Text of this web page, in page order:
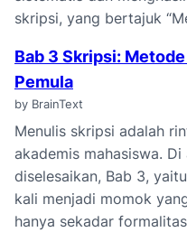
skripsi, yang bertajuk
Bab 3 Skripsi:
Pemula
by BrainText
Menulis skripsi adalah
akademis mahasiswa.
diselesaikan, Bab 3,
kali menjadi momok
hanya sekadar